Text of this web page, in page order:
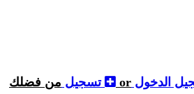
الدخول or تسجيل من فضلك